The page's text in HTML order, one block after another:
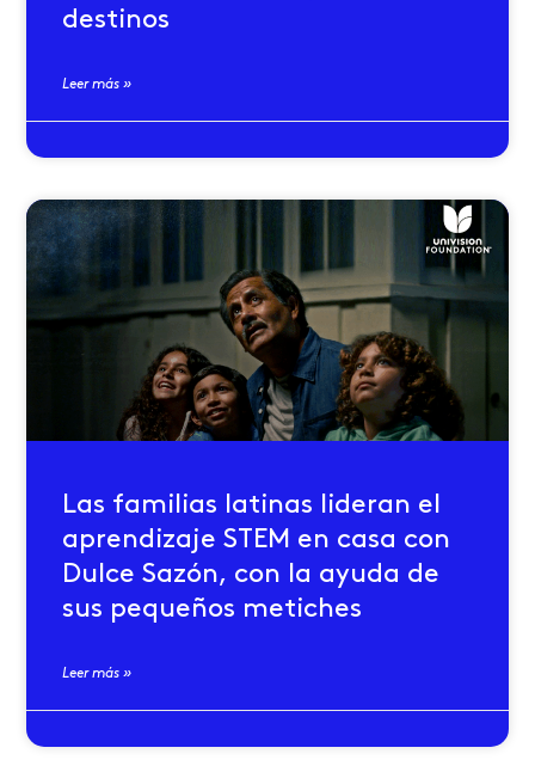
destinos
Leer más »
Las familias latinas lideran el
aprendizaje STEM en casa con
Dulce Sazón, con la ayuda de
sus pequeños metiches
Leer más »